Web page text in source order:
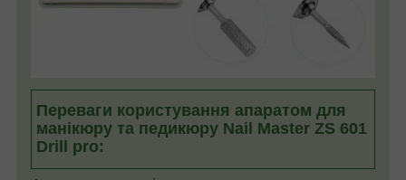
Переваги користування апаратом для
манікюру та педикюру Nail Master ZS 601
Drill pro: